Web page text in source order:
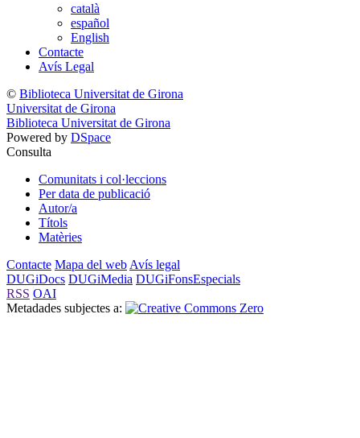
català
español
English
Contacte
Avís Legal
© Biblioteca Universitat de Girona
Universitat de Girona
Biblioteca Universitat de Girona
Powered by DSpace
Consulta
Comunitats i col·leccions
Per data de publicació
Autor/a
Títols
Matèries
Contacte Mapa del web Avís legal
DUGiDocs DUGiMedia DUGiFonsEspecials
RSS OAI
Metadades subjectes a: